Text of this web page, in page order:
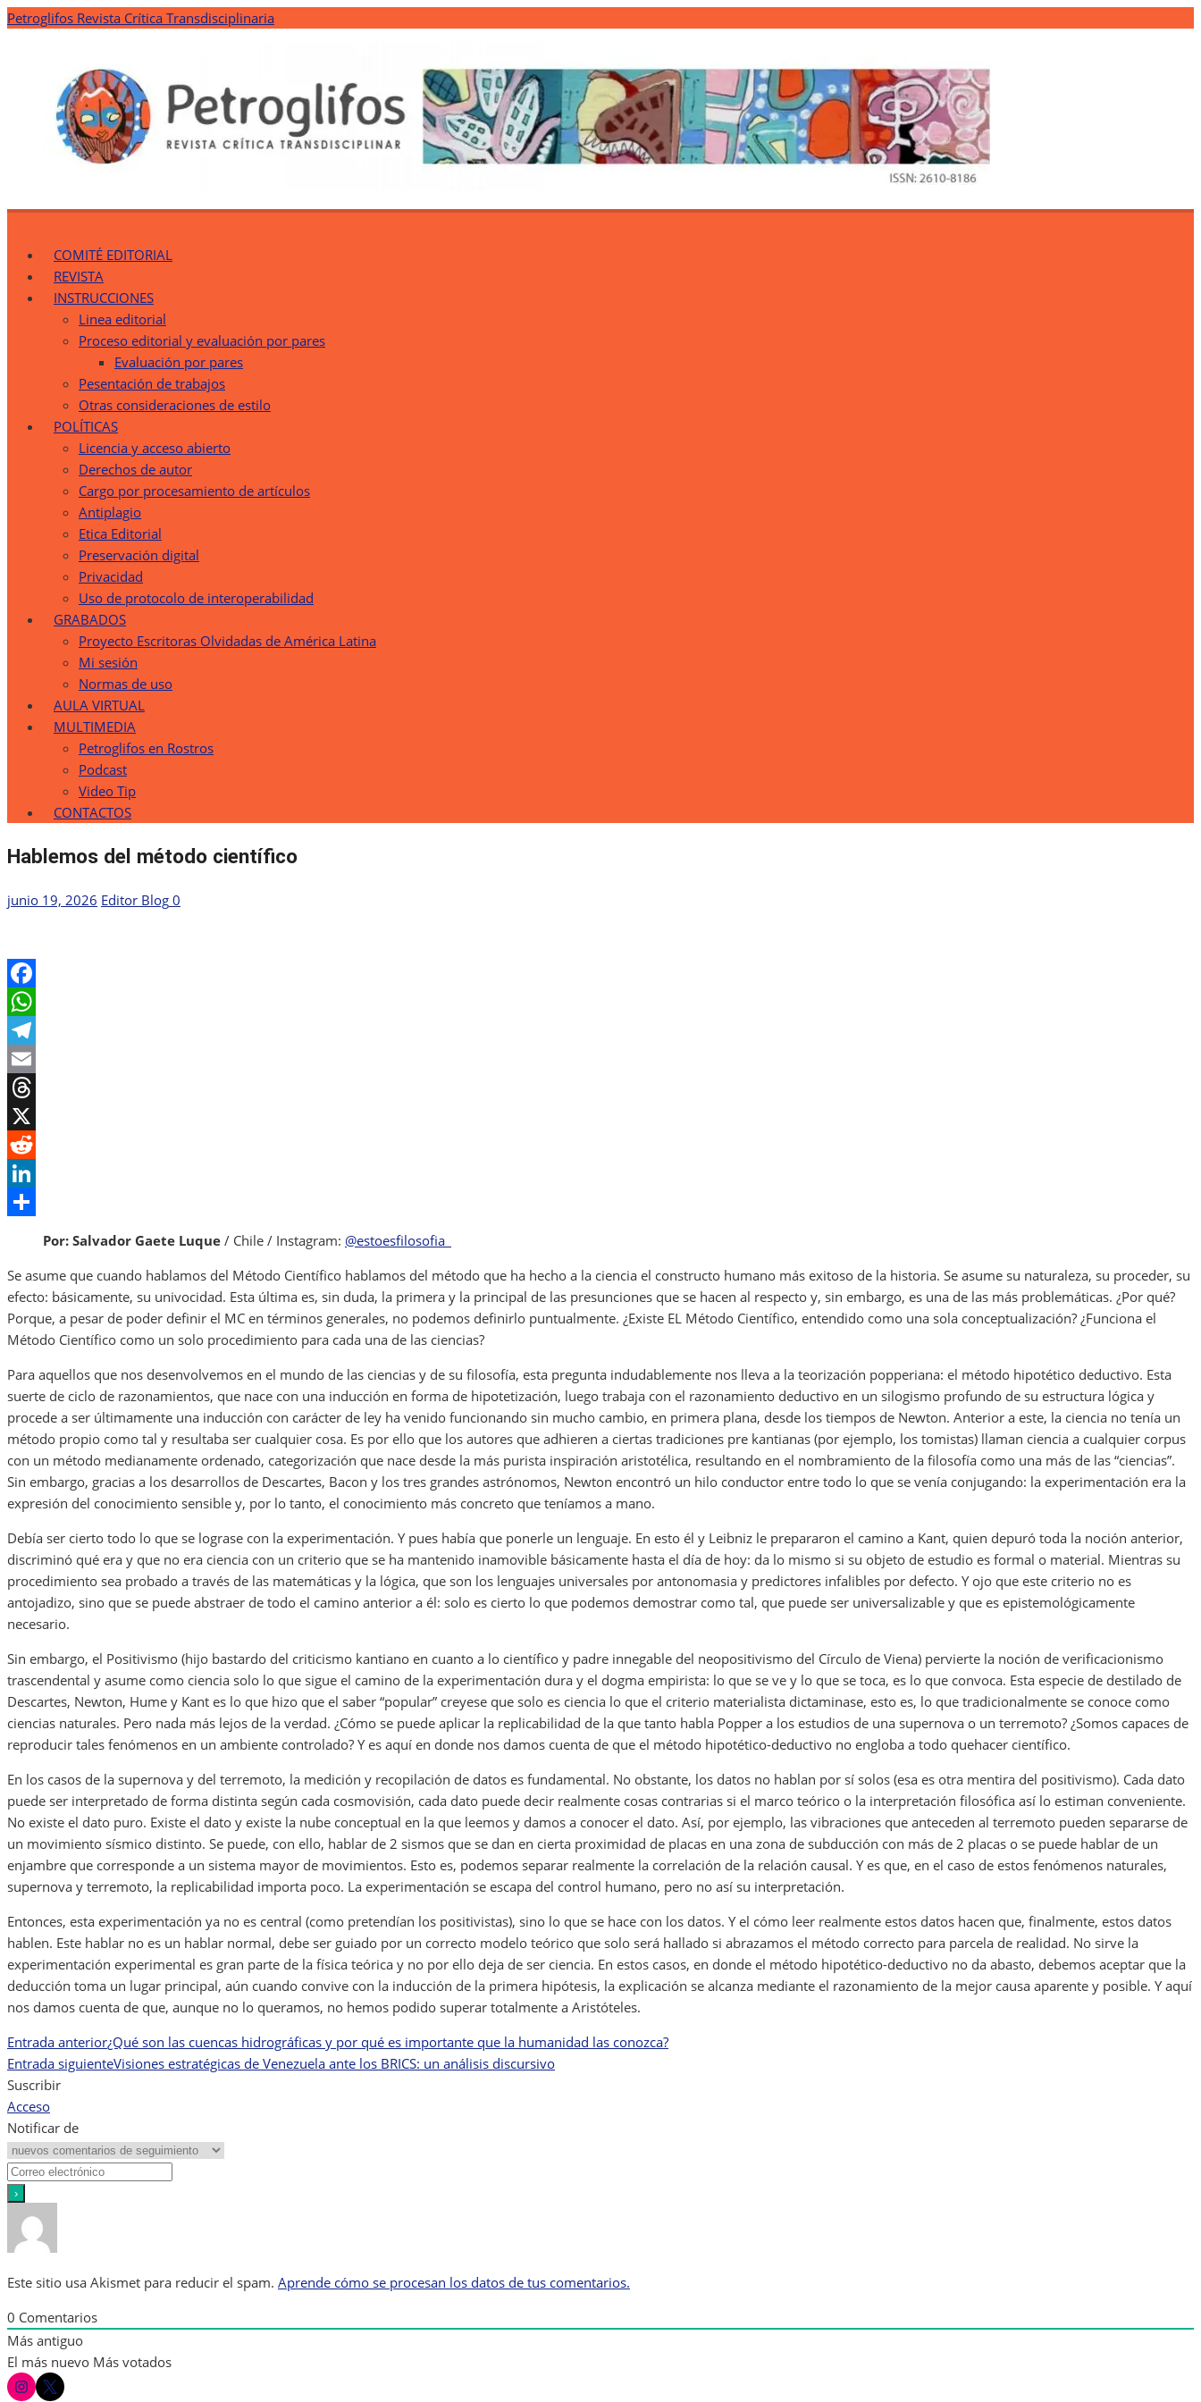
Saltar
Petroglifos Revista Crítica Transdisciplinaria
Petroglifos Revista Crítica Transdisciplinaria
Una Ventana Crítica desde la Transdisciplinariedad
COMITÉ EDITORIAL
REVISTA
INSTRUCCIONES
Linea editorial
Proceso editorial y evaluación por pares
Evaluación por pares
Pesentación de trabajos
Otras consideraciones de estilo
POLÍTICAS
Licencia y acceso abierto
Derechos de autor
Cargo por procesamiento de artículos
Antiplagio
Etica Editorial
Preservación digital
Privacidad
Uso de protocolo de interoperabilidad
GRABADOS
Proyecto Escritoras Olvidadas de América Latina
Mi sesión
Normas de uso
AULA VIRTUAL
MULTIMEDIA
Petroglifos en Rostros
Podcast
Video Tip
CONTACTOS
Hablemos del método científico
Publicada
junio 19, 2026 Autor
Editor Blog 0
Facebook
WhatsApp
Telegram
Email
Threads
X
Reddit
LinkedIn
Por: Salvador Gaete Luque / Chile / Instagram: @estoesfilosofia_
Se asume que cuando hablamos del Método Científico hablamos del método que ha hecho a la ciencia el constructo humano más exitoso de la historia. Se asume su naturaleza, su proceder, su
efecto: básicamente, su univocidad. Esta última es, sin duda, la primera y la principal de las presunciones que se hacen al respecto y, sin embargo, es una de las más problemáticas. ¿Por qué?
Porque, a pesar de poder definir el MC en términos generales, no podemos definirlo puntualmente. ¿Existe EL Método Científico, entendido como una sola conceptualización? ¿Funciona el
Método Científico como un solo procedimiento para cada una de las ciencias?
Para aquellos que nos desenvolvemos en el mundo de las ciencias y de su filosofía, esta pregunta indudablemente nos lleva a la teorización popperiana: el método hipotético deductivo. Esta
suerte de ciclo de razonamientos, que nace con una inducción en forma de hipotetización, luego trabaja con el razonamiento deductivo en un silogismo profundo de su estructura lógica y
procede a ser últimamente una inducción con carácter de ley ha venido funcionando sin mucho cambio, en primera plana, desde los tiempos de Newton. Anterior a este, la ciencia no tenía un
método propio como tal y resultaba ser cualquier cosa. Es por ello que los autores que adhieren a ciertas tradiciones pre kantianas (por ejemplo, los tomistas) llaman ciencia a cualquier corpus
con un método medianamente ordenado, categorización que nace desde la más purista inspiración aristotélica, resultando en el nombramiento de la filosofía como una más de las “ciencias”.
Sin embargo, gracias a los desarrollos de Descartes, Bacon y los tres grandes astrónomos, Newton encontró un hilo conductor entre todo lo que se venía conjugando: la experimentación era la
expresión del conocimiento sensible y, por lo tanto, el conocimiento más concreto que teníamos a mano.
Debía ser cierto todo lo que se lograse con la experimentación. Y pues había que ponerle un lenguaje. En esto él y Leibniz le prepararon el camino a Kant, quien depuró toda la noción anterior,
discriminó qué era y que no era ciencia con un criterio que se ha mantenido inamovible básicamente hasta el día de hoy: da lo mismo si su objeto de estudio es formal o material. Mientras su
procedimiento sea probado a través de las matemáticas y la lógica, que son los lenguajes universales por antonomasia y predictores infalibles por defecto. Y ojo que este criterio no es
antojadizo, sino que se puede abstraer de todo el camino anterior a él: solo es cierto lo que podemos demostrar como tal, que puede ser universalizable y que es epistemológicamente
necesario.
Sin embargo, el Positivismo (hijo bastardo del criticismo kantiano en cuanto a lo científico y padre innegable del neopositivismo del Círculo de Viena) pervierte la noción de verificacionismo
trascendental y asume como ciencia solo lo que sigue el camino de la experimentación dura y el dogma empirista: lo que se ve y lo que se toca, es lo que convoca. Esta especie de destilado de
Descartes, Newton, Hume y Kant es lo que hizo que el saber “popular” creyese que solo es ciencia lo que el criterio materialista dictaminase, esto es, lo que tradicionalmente se conoce como
ciencias naturales. Pero nada más lejos de la verdad. ¿Cómo se puede aplicar la replicabilidad de la que tanto habla Popper a los estudios de una supernova o un terremoto? ¿Somos capaces de
reproducir tales fenómenos en un ambiente controlado? Y es aquí en donde nos damos cuenta de que el método hipotético-deductivo no engloba a todo quehacer científico.
En los casos de la supernova y del terremoto, la medición y recopilación de datos es fundamental. No obstante, los datos no hablan por sí solos (esa es otra mentira del positivismo). Cada dato
puede ser interpretado de forma distinta según cada cosmovisión, cada dato puede decir realmente cosas contrarias si el marco teórico o la interpretación filosófica así lo estiman conveniente.
No existe el dato puro. Existe el dato y existe la nube conceptual en la que leemos y damos a conocer el dato. Así, por ejemplo, las vibraciones que anteceden al terremoto pueden separarse de
un movimiento sísmico distinto. Se puede, con ello, hablar de 2 sismos que se dan en cierta proximidad de placas en una zona de subducción con más de 2 placas o se puede hablar de un
enjambre que corresponde a un sistema mayor de movimientos. Esto es, podemos separar realmente la correlación de la relación causal. Y es que, en el caso de estos fenómenos naturales,
supernova y terremoto, la replicabilidad importa poco. La experimentación se escapa del control humano, pero no así su interpretación.
Entonces, esta experimentación ya no es central (como pretendían los positivistas), sino lo que se hace con los datos. Y el cómo leer realmente estos datos hacen que, finalmente, estos datos
hablen. Este hablar no es un hablar normal, debe ser guiado por un correcto modelo teórico que solo será hallado si abrazamos el método correcto para parcela de realidad. No sirve la
experimentación experimental es gran parte de la física teórica y no por ello deja de ser ciencia. En estos casos, en donde el método hipotético-deductivo no da abasto, debemos aceptar que la
deducción toma un lugar principal, aún cuando convive con la inducción de la primera hipótesis, la explicación se alcanza mediante el razonamiento de la mejor causa aparente y posible. Y aquí
nos damos cuenta de que, aunque no lo queramos, no hemos podido superar totalmente a Aristóteles.
Navegación
de
entradas
Entrada anterior¿Qué son las cuencas hidrográficas y por qué es importante que la humanidad las conozca?
Entrada siguienteVisiones estratégicas de Venezuela ante los BRICS: un análisis discursivo
Suscribir
Acceso
Notificar de
Este sitio usa Akismet para reducir el spam. Aprende cómo se procesan los datos de tus comentarios.
0 Comentarios
Más antiguo
El más nuevo Más votados
instagram
twitter